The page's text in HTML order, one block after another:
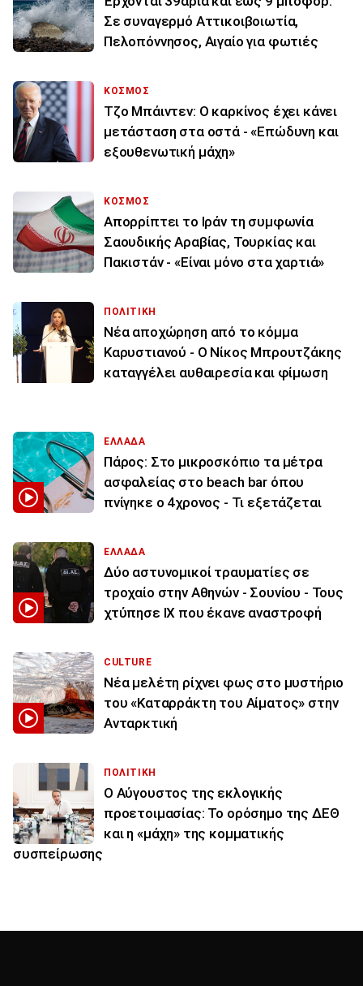
Σε συναγερμό Αττικοιβοιωτία,
Πελοπόννησος, Αιγαίο για φωτιές
ΚΟΣΜΟΣ
Τζο Μπάιντεν: Ο καρκίνος έχει κάνει
μετάσταση στα οστά - «Επώδυνη και
εξουθενωτική μάχη»
ΚΟΣΜΟΣ
Απορρίπτει το Ιράν τη συμφωνία
Σαουδικής Αραβίας, Τουρκίας και
Πακιστάν - «Είναι μόνο στα χαρτιά»
ΠΟΛΙΤΙΚΗ
Νέα αποχώρηση από το κόμμα
Καρυστιανού - Ο Νίκος Μπρουτζάκης
καταγγέλει αυθαιρεσία και φίμωση
ΕΛΛΑΔΑ
Πάρος: Στο μικροσκόπιο τα μέτρα
ασφαλείας στο beach bar όπου
πνίγηκε ο 4χρονος - Τι εξετάζεται
ΕΛΛΑΔΑ
Δύο αστυνομικοί τραυματίες σε
τροχαίο στην Αθηνών - Σουνίου - Τους
χτύπησε ΙΧ που έκανε αναστροφή
CULTURE
Νέα μελέτη ρίχνει φως στο μυστήριο
του «Καταρράκτη του Αίματος» στην
Ανταρκτική
ΠΟΛΙΤΙΚΗ
Ο Αύγουστος της εκλογικής
προετοιμασίας: Το ορόσημο της ΔΕΘ
και η «μάχη» της κομματικής
συσπείρωσης